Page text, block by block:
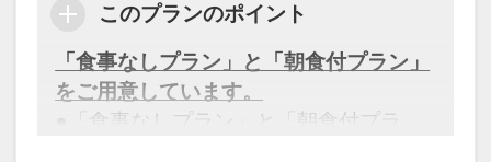
このプランのポイント
「食事なしプラン」と「朝食付プラン」
をご用意しています。
●「食事なしプラン」と「朝食付プラ